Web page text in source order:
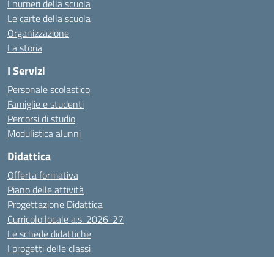
I numeri della scuola
Le carte della scuola
Organizzazione
La storia
I Servizi
Personale scolastico
Famiglie e studenti
Percorsi di studio
Modulistica alunni
Didattica
Offerta formativa
Piano delle attività
Progettazione Didattica
Curricolo locale a.s. 2026-27
Le schede didattiche
I progetti delle classi